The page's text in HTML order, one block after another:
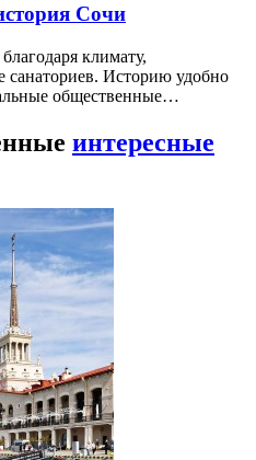
Сочи
климату,
санаториев. Историю удобно
общественные…
интересные